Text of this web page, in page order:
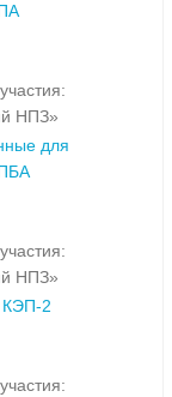
НПЗ»
для
НПЗ»
КЭП-2